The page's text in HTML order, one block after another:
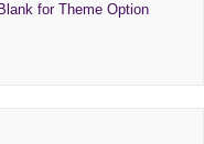
for Theme Option